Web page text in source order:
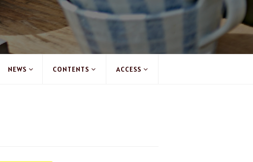
NEWS CONTENTS ACCESS